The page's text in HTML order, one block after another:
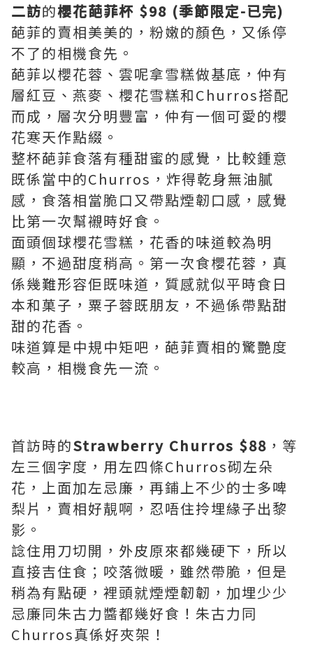
二訪的櫻花葩菲杯 $98 (季節限定-已完)
葩菲的賣相美美的，粉嫩的顏色，又係停
不了的相機食先。
葩菲以櫻花蓉、雲呢拿雪糕做基底，仲有
層紅豆、燕麥、櫻花雪糕和Churros搭配
而成，層次分明豐富，仲有一個可愛的櫻
花寒天作點綴。
整杯葩菲食落有種甜蜜的感覺，比較鍾意
既係當中的Churros，炸得乾身無油膩
感，食落相當脆口又帶點煙韌口感，感覺
比第一次幫襯時好食。
面頭個球櫻花雪糕，花香的味道較為明
顯，不過甜度稍高。第一次食櫻花蓉，真
係幾難形容佢既味道，質感就似平時食日
本和菓子，粟子蓉既朋友，不過係帶點甜
甜的花香。
味道算是中規中矩吧，葩菲賣相的驚艷度
較高，相機食先一流。
首訪時的Strawberry Churros $88 ，等
左三個字度，用左四條Churros砌左朵
花，上面加左忌廉，再鋪上不少的士多啤
梨片，賣相好靚啊，忍唔住拎埋緣子出黎
影。
諗住用刀切開，外皮原來都幾硬下，所以
直接吉住食；咬落微暖，雖然帶脆，但是
稍為有點硬，裡頭就煙煙韌韌，加埋少少
忌廉同朱古力醬都幾好食！朱古力同
Churros真係好夾架！